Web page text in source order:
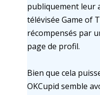
publiquement leur
télévisée Game of
récompensés par
page de profil.
Bien que cela
OKCupid semble